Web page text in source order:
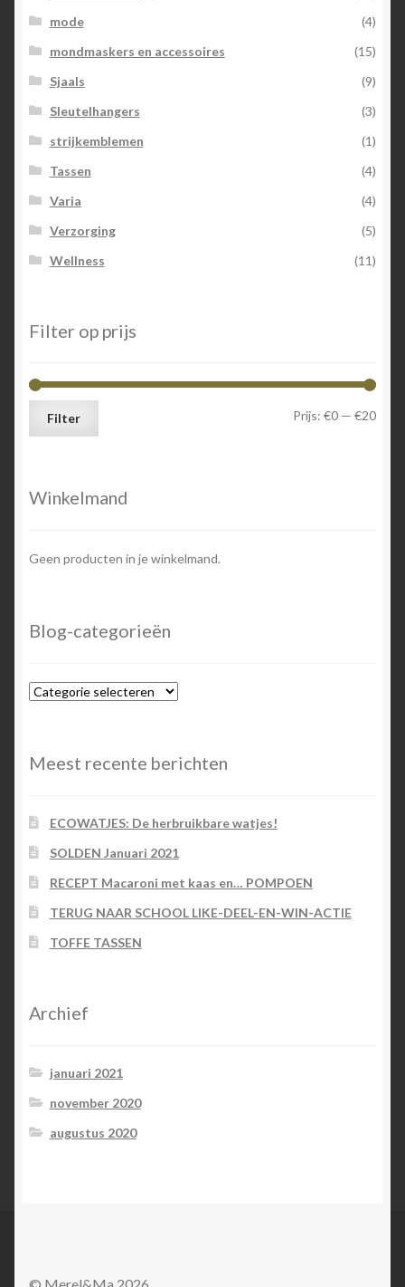
mode
(4)
mondmaskers en accessoires
(15)
Sjaals
(9)
Sleutelhangers
(3)
strijkemblemen
(1)
Tassen
(4)
Varia
(4)
Verzorging
(5)
Wellness
(11)
Filter op prijs
Min.
Max.
Filter Prijs: €0 — €20
Winkelmand
Geen producten in je winkelmand.
Blog-categorieën
Blog-
Meest recente berichten
ECOWATJES: De herbruikbare watjes!
SOLDEN Januari 2021
RECEPT Macaroni met kaas en… POMPOEN
TERUG NAAR SCHOOL LIKE-DEEL-EN-WIN-ACTIE
TOFFE TASSEN
Archief
januari 2021
november 2020
augustus 2020